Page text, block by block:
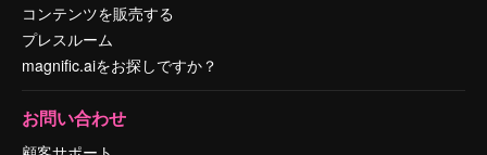
コンテンツを販売する
プレスルーム
magnific.aiをお探しですか？
お問い合わせ